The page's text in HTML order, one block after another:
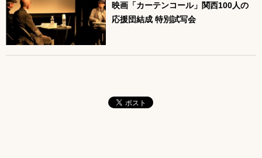
映画「カーテンコール」関西100人の
応援団結成 特別試写会